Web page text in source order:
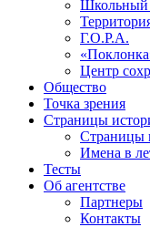
Школьный
Г.О.Р.А.
Центр
Общество
Точка зрения
Страницы
Страницы
Имена в
Тесты
Об агентстве
Партнеры
Контакты